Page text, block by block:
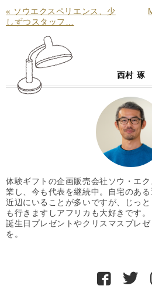
« ソウエクスペリエンス、少
しずつスタッフ…
西村 琢
体験ギフトの企画販売会社ソウ・エ
業し、今も代表を継続中。自宅のあ
近辺にいることが多いですが、じっ
も行きますしアフリカも大好きです。
誕生日プレゼントやクリスマスプレ
を。